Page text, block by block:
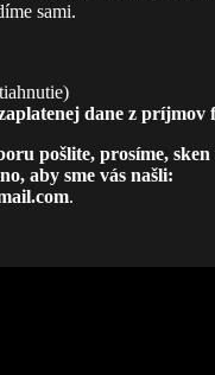
sami.
dane z príjmov
pošlite, prosíme, sken
aby sme vás našli:
.